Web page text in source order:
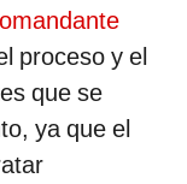
proceso y el
que se
ya que el